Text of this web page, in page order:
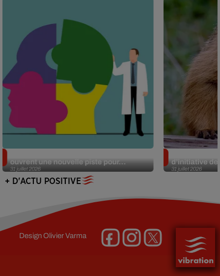
31 juillet 2026
ouvrent une nouvelle piste pour...
31 juillet 2026
d’initiative
+ D'ACTU POSITIVE
DesignOlivier Varma